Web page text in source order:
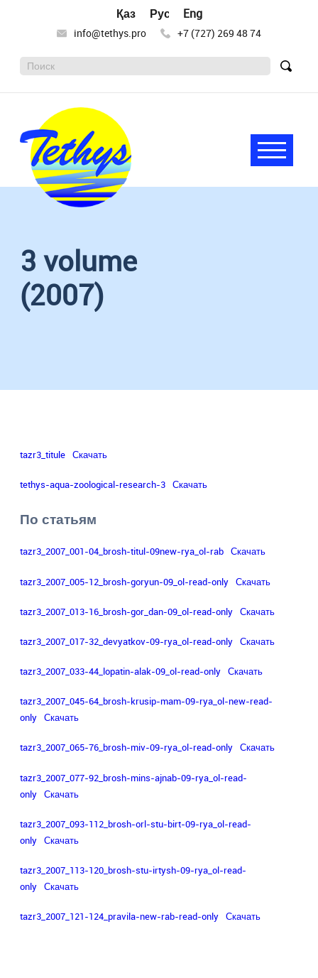
Русский
Қазақ тілі English
info@tethys.pro +7 (727) 269 48 74
Поиск: Найти
общества
«Тетис»
является
сохранение
и
разработка
природопользования
Казахстане.
Меню
3 volume
(2007)
tazr3_titule Скачать
tethys-aqua-zoological-research-3 Скачать
По статьям
tazr3_2007_001-04_brosh-titul-09new-rya_ol-rab Скачать
tazr3_2007_005-12_brosh-goryun-09_ol-read-only Скачать
tazr3_2007_013-16_brosh-gor_dan-09_ol-read-only Скачать
tazr3_2007_017-32_devyatkov-09-rya_ol-read-only Скачать
tazr3_2007_033-44_lopatin-alak-09_ol-read-only Скачать
tazr3_2007_045-64_brosh-krusip-mam-09-rya_ol-new-read-
only Скачать
tazr3_2007_065-76_brosh-miv-09-rya_ol-read-only Скачать
tazr3_2007_077-92_brosh-mins-ajnab-09-rya_ol-read-
only Скачать
tazr3_2007_093-112_brosh-orl-stu-birt-09-rya_ol-read-
only Скачать
tazr3_2007_113-120_brosh-stu-irtysh-09-rya_ol-read-
only Скачать
tazr3_2007_121-124_pravila-new-rab-read-only Скачать